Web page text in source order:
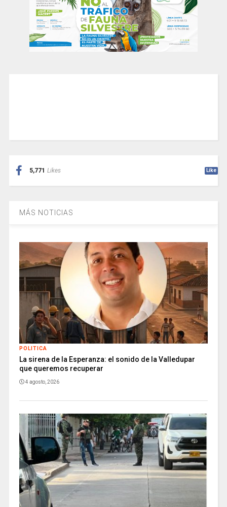
5,771 Likes Like
MÁS NOTICIAS
POLITICA
La sirena de la Esperanza: el sonido de la Valledupar
que queremos recuperar
4 agosto, 2026